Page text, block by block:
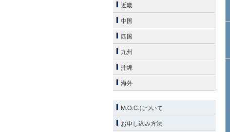
近畿
中国
四国
九州
沖縄
海外
M.O.C.について
お申し込み方法